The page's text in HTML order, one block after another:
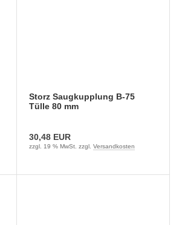
Storz Saugkupplung B-75
Tülle 80 mm
30,48 EUR
zzgl. 19 % MwSt. zzgl. Versandkosten